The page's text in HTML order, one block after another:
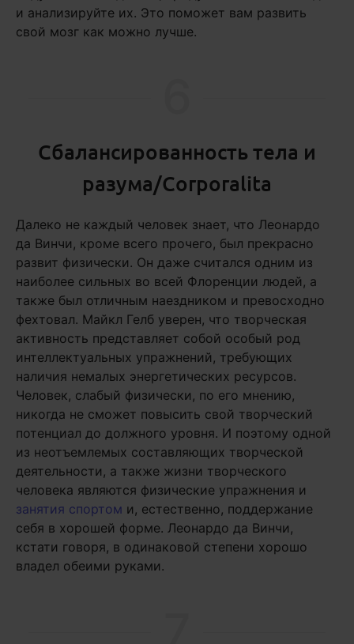
и анализируйте их. Это поможет вам развить
свой мозг как можно лучше.
Сбалансированность тела и
разума/Corporalita
Далеко не каждый человек знает, что Леонардо
да Винчи, кроме всего прочего, был прекрасно
развит физически. Он даже считался одним из
наиболее сильных во всей Флоренции людей, а
также был отличным наездником и превосходно
фехтовал. Майкл Гелб уверен, что творческая
активность представляет собой особый род
интеллектуальных упражнений, требующих
наличия немалых энергетических ресурсов.
Человек, слабый физически, по его мнению,
никогда не сможет повысить свой творческий
потенциал до должного уровня. И поэтому одной
из неотъемлемых составляющих творческой
деятельности, а также жизни творческого
человека являются физические упражнения и
занятия спортом и, естественно, поддержание
себя в хорошей форме. Леонардо да Винчи,
кстати говоря, в одинаковой степени хорошо
владел обеими руками.